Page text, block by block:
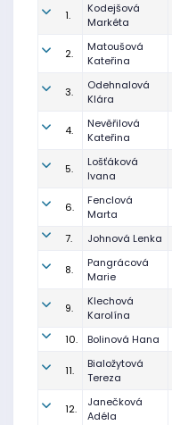
1.
Kodejšová
Markéta
2.
Matoušová
Kateřina
3.
Odehnalová
Klára
4.
Nevěřilová
Kateřina
5.
Lošťáková
Ivana
6.
Fenclová
Marta
7. Johnová Lenka
8.
Pangrácová
Marie
9.
Klechová
Karolína
10. Bolinová Hana
11.
Bialožytová
Tereza
12.
Janečková
Adéla